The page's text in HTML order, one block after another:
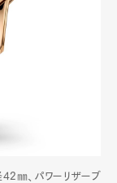
㎜、パワーリザーブ